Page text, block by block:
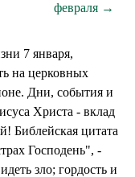
февраля →
7 января,
на церковных
Дни, события и
Христа - вклад
Библейская цитата
Господень", -
зло; гордость и